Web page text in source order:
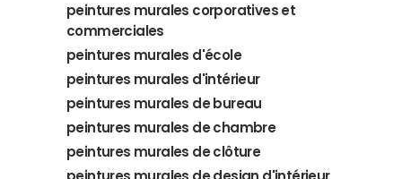
peintures murales corporatives et
commerciales
peintures murales d'école
peintures murales d'intérieur
peintures murales de bureau
peintures murales de chambre
peintures murales de clôture